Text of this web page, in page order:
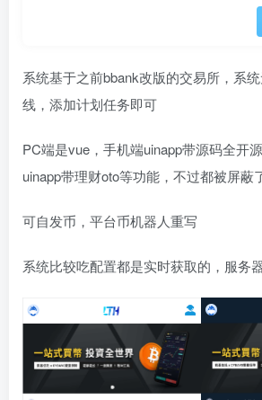
系统基于之前bbank改版的交易所，系
线，添加计划任务即可
PC端是vue，手机端uinapp带源码全开
uinapp带理财oto等功能，不过都被屏蔽
可自发币，平台币机器人重写
系统比较吃配置都是实时获取的，服务